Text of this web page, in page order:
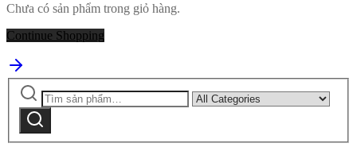
Chưa có sản phẩm trong giỏ hàng.
Continue Shopping
Tìm
kiếm:
Narrow
by
Tìm
kiếm